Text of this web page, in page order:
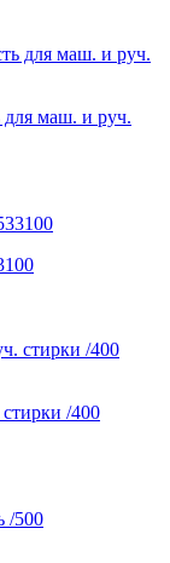
маш. и руч.
/400